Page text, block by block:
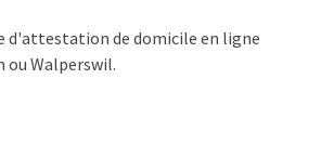
d'attestation de domicile en ligne
ou Walperswil.